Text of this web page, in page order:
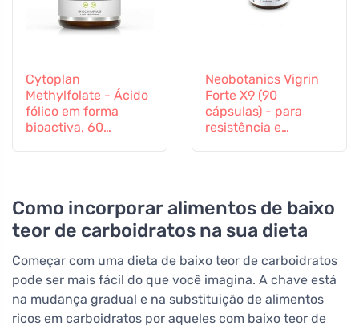
Cytoplan
Methylfolate - Ácido
fólico em forma
bioactiva, 60
Neobotanics Vigrin
Forte X9 (90
cápsulas) - para
resistência e
Como incorporar alimentos de baixo
teor de carboidratos na sua dieta
Começar com uma dieta de baixo teor de carboidratos
pode ser mais fácil do que você imagina. A chave está
na mudança gradual e na substituição de alimentos
ricos em carboidratos por aqueles com baixo teor de